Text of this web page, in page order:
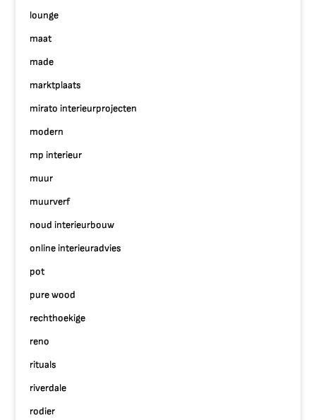
lounge
maat
made
marktplaats
mirato interieurprojecten
modern
mp interieur
muur
muurverf
noud interieurbouw
online interieuradvies
pot
pure wood
rechthoekige
reno
rituals
riverdale
rodier